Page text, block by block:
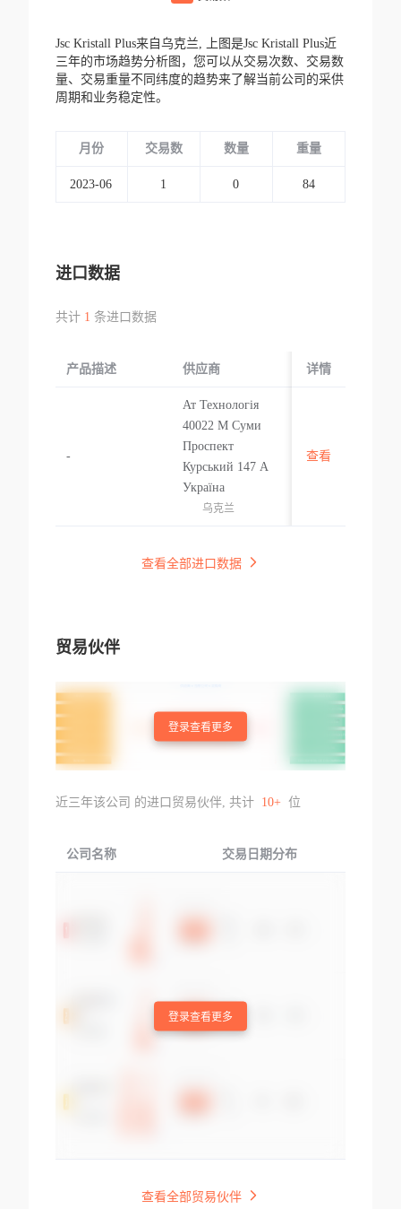
Jsc Kristall Plus来自乌克兰,
上图是Jsc Kristall Plus近
三年的市场趋势分析图，您可以从交易次数、交易数
量、交易重量不同纬度的趋势来了解当前公司的采供
周期和业务稳定性。
月份 交易数 数量 重量
2023-06 1 0 84
进口数据
共计 1 条进口数据
产品描述 供应商 起运国/地区
详情
-
Ат Технологія
40022 М Суми
Проспект
Курський 147 А
Україна
乌克兰
乌克兰
查看
查看全部进口数据
贸易伙伴
登录查看更多
近三年该公司 的进口贸易伙伴, 共计 10+ 位
公司名称 交易日期分布
登录查看更多
查看全部贸易伙伴